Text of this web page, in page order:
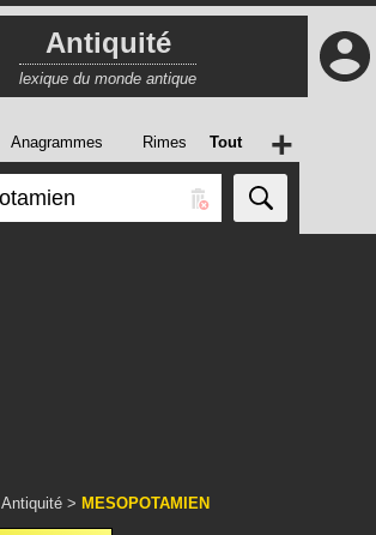
Antiquité
lexique du monde antique
Anagrammes Rimes Tout +
Antiquité > MESOPOTAMIEN